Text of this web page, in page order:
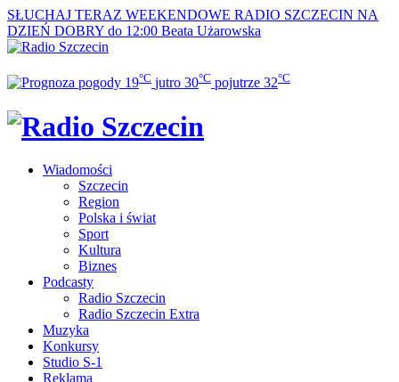
SŁUCHAJ TERAZ WEEKENDOWE RADIO SZCZECIN NA
DZIEŃ DOBRY do 12:00 Beata Użarowska
19°C jutro 30°C pojutrze 32°C
Wiadomości
Szczecin
Region
Polska i świat
Sport
Kultura
Biznes
Podcasty
Radio Szczecin
Radio Szczecin Extra
Muzyka
Konkursy
Studio S-1
Reklama